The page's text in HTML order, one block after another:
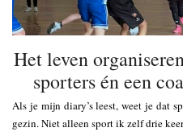
Het leven
sporters én een
Als je mijn diary’s leest, weet je dat
gezin. Niet alleen sport ik zelf drie